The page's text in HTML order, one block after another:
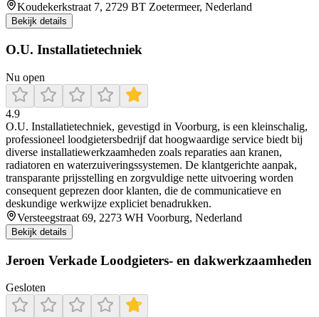
Koudekerkstraat 7, 2729 BT Zoetermeer, Nederland
Bekijk details
O.U. Installatietechniek
Nu open
4.9
O.U. Installatietechniek, gevestigd in Voorburg, is een kleinschalig,
professioneel loodgietersbedrijf dat hoogwaardige service biedt bij
diverse installatiewerkzaamheden zoals reparaties aan kranen,
radiatoren en waterzuiveringssystemen. De klantgerichte aanpak,
transparante prijsstelling en zorgvuldige nette uitvoering worden
consequent geprezen door klanten, die de communicatieve en
deskundige werkwijze expliciet benadrukken.
Versteegstraat 69, 2273 WH Voorburg, Nederland
Bekijk details
Jeroen Verkade Loodgieters- en dakwerkzaamheden
Gesloten